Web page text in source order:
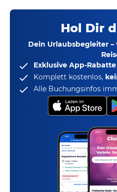
Hol Dir
Dein Urlaubsbegleiter
Exklusive App-Rabatte
Komplett kostenlos,
Alle Buchungsinfos